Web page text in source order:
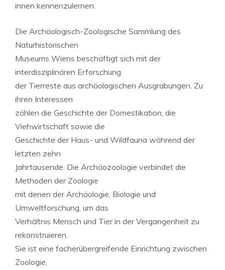
innen kennenzulernen.
Die Archäologisch-Zoologische Sammlung des
Naturhistorischen
Museums Wiens beschäftigt sich mit der
interdisziplinären Erforschung
der Tierreste aus archäologischen Ausgrabungen. Zu
ihren Interessen
zählen die Geschichte der Domestikation, die
Viehwirtschaft sowie die
Geschichte der Haus- und Wildfauna während der
letzten zehn
Jahrtausende. Die Archäozoologie verbindet die
Methoden der Zoologie
mit denen der Archäologie, Biologie und
Umweltforschung, um das
Verhältnis Mensch und Tier in der Vergangenheit zu
rekonstruieren.
Sie ist eine facherübergreifende Einrichtung zwischen
Zoologie,